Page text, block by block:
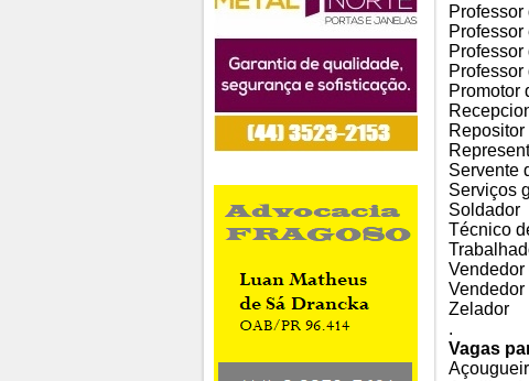
Professor
Promotor
Servente
Serviços
Soldador
Técnico
Vendedor
Vendedor
Zelador
.
Vagas